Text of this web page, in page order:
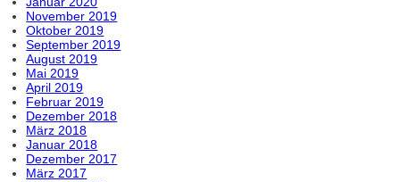
November 2019
Oktober 2019
September 2019
August 2019
Mai 2019
April 2019
Februar 2019
Dezember 2018
März 2018
Januar 2018
Dezember 2017
März 2017